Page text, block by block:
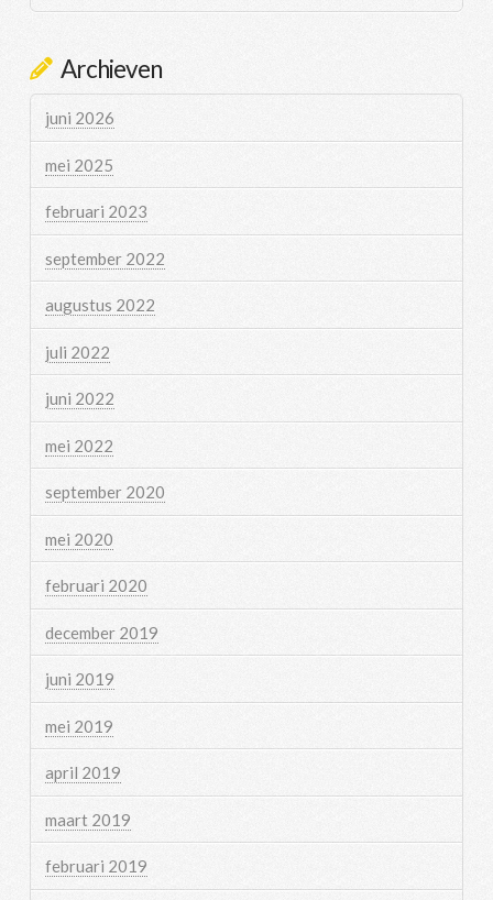
Archieven
juni 2026
mei 2025
februari 2023
september 2022
augustus 2022
juli 2022
juni 2022
mei 2022
september 2020
mei 2020
februari 2020
december 2019
juni 2019
mei 2019
april 2019
maart 2019
februari 2019